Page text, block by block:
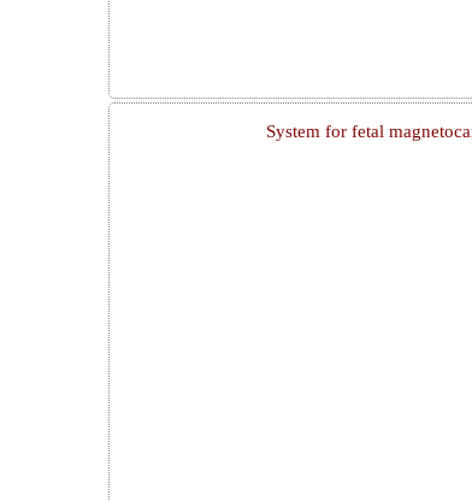
System for fetal